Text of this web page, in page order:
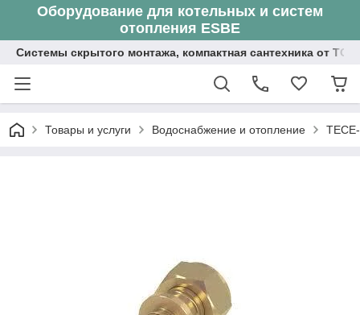
Оборудование для котельных и систем
отопления ESBE
Системы скрытого монтажа, компактная сантехника от
Товары и услуги Водоснабжение и отопление